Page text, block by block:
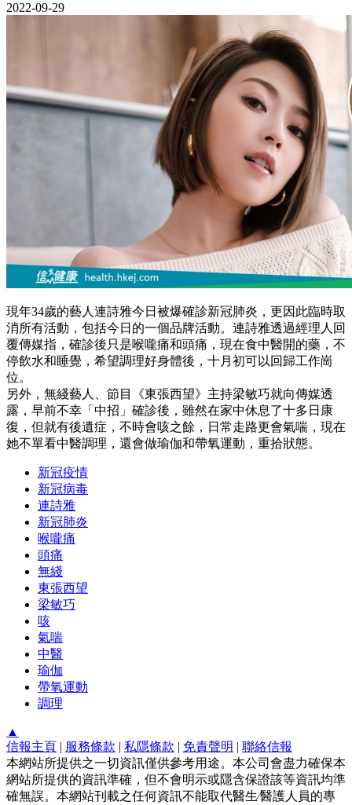
2022-09-29
現年34歲的藝人連詩雅今日被爆確診新冠肺炎，更因此臨時取
消所有活動，包括今日的一個品牌活動。連詩雅透過經理人回
覆傳媒指，確診後只是喉嚨痛和頭痛，現在食中醫開的藥，不
停飲水和睡覺，希望調理好身體後，十月初可以回歸工作崗
位。
另外，無綫藝人、節目《東張西望》主持梁敏巧就向傳媒透
露，早前不幸「中招」確診後，雖然在家中休息了十多日康
復，但就有後遺症，不時會咳之餘，日常走路更會氣喘，現在
她不單看中醫調理，還會做瑜伽和帶氧運動，重拾狀態。
新冠疫情
新冠病毒
連詩雅
新冠肺炎
喉嚨痛
頭痛
無綫
東張西望
梁敏巧
咳
氣喘
中醫
瑜伽
帶氧運動
調理
▲
信報主頁 | 服務條款 | 私隱條款 | 免責聲明 | 聯絡信報
本網站所提供之一切資訊僅供參考用途。本公司會盡力確保本
網站所提供的資訊準確，但不會明示或隱含保證該等資訊均準
確無誤。本網站刊載之任何資訊不能取代醫生∕醫護人員的專